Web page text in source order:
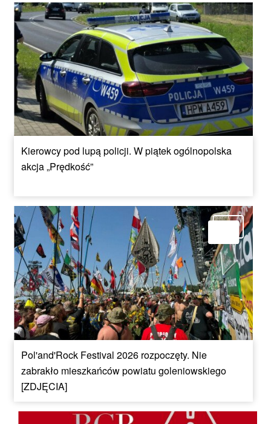
Kierowcy pod lupą policji. W piątek ogólnopolska
akcja „Prędkość”
Pol'and'Rock Festival 2026 rozpoczęty. Nie
zabrakło mieszkańców powiatu goleniowskiego
[ZDJĘCIA]